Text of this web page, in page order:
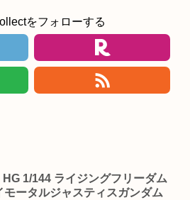
をフォローする
HG 1/144 ライジングフリーダム
モータルジャスティスガンダム